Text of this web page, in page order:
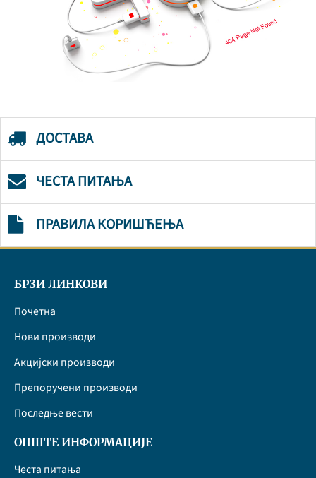
ДОСТАВА
ЧЕСТА ПИТАЊА
ПРАВИЛА КОРИШЋЕЊА
БРЗИ ЛИНКОВИ
Почетна
Нови производи
Акцијски производи
Препоручени производи
Последње вести
ОПШТЕ ИНФОРМАЦИЈЕ
Честа питања